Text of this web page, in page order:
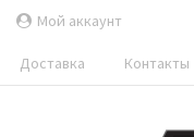
Мой аккаунт
Доставка Контакты